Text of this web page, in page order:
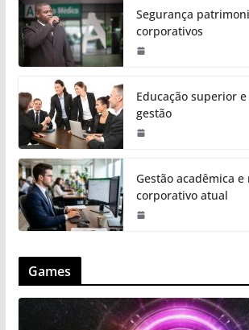
Segurança
corporativos
Educação superior
gestão
Gestão acadêmica e
corporativo atual
Games